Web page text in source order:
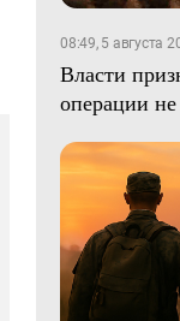
08:49, 5 августа
Власти
операции